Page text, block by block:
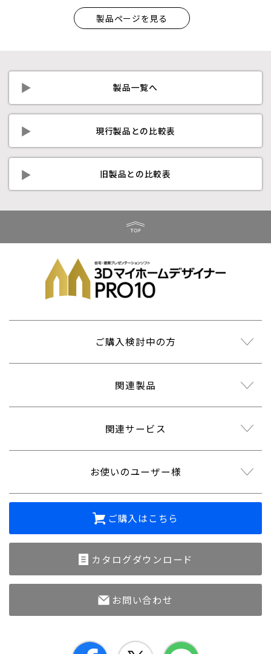
製品ページを見る
製品一覧へ
現行製品との比較表
旧製品との比較表
ご購入検討中の方
関連製品
関連サービス
お使いのユーザー様
ご購入はこちら
カタログダウンロード
お問い合わせ